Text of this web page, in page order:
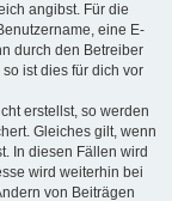
angibst. Für die
eine E-
durch den Betreiber
ist dies für dich vor
erstellst, so werden
Gleiches gilt, wenn
In diesen Fällen wird
wird weiterhin bei
von Beiträgen